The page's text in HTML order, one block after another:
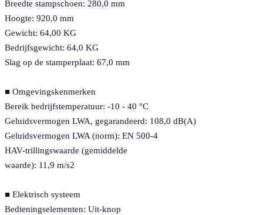
Breedte stampschoen: 280,0 mm
Hoogte: 920,0 mm
Gewicht: 64,00 KG
Bedrijfsgewicht: 64,0 KG
Slag op de stamperplaat: 67,0 mm
■ Omgevingskenmerken
Bereik bedrijfstemperatuur: -10 - 40 °C
Geluidsvermogen LWA, gegarandeerd: 108,0 dB(A)
Geluidsvermogen LWA (norm): EN 500-4
HAV-trillingswaarde (gemiddelde
waarde): 11,9 m/s2
■ Elektrisch systeem
Bedieningselementen: Uit-knop